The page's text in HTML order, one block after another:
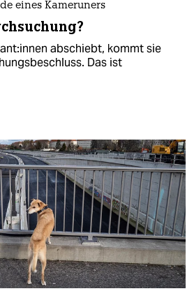
eines Kameruners
abschiebt, kommt sie
Das ist